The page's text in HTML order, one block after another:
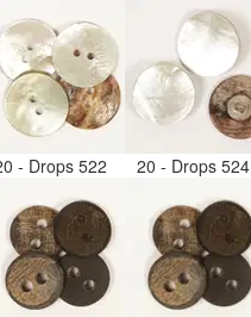
- Drops 522 20 - Drops 524